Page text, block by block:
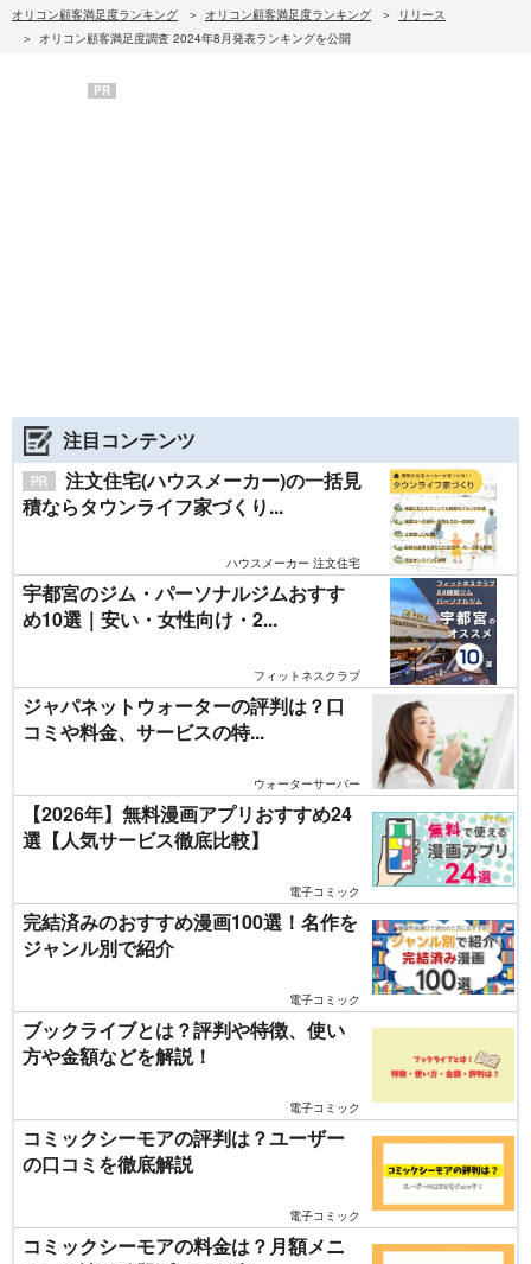
オリコン顧客満足度ランキング オリコン顧客満足度ランキング
リリース
オリコン顧客満足度調査 2024年8月発表ランキングを公開
PR
注目コンテンツ
注文住宅(ハウスメーカー)の一括見
積ならタウンライフ家づくり...
ハウスメーカー 注文住宅
宇都宮のジム・パーソナルジムおすす
め10選｜安い・女性向け・2...
フィットネスクラブ
ジャパネットウォーターの評判は？口
コミや料金、サービスの特...
ウォーターサーバー
【2026年】無料漫画アプリおすすめ24
選【人気サービス徹底比較】
電子コミック
完結済みのおすすめ漫画100選！名作を
ジャンル別で紹介
電子コミック
ブックライブとは？評判や特徴、使い
方や金額などを解説！
電子コミック
コミックシーモアの評判は？ユーザー
の口コミを徹底解説
電子コミック
コミックシーモアの料金は？月額メニ